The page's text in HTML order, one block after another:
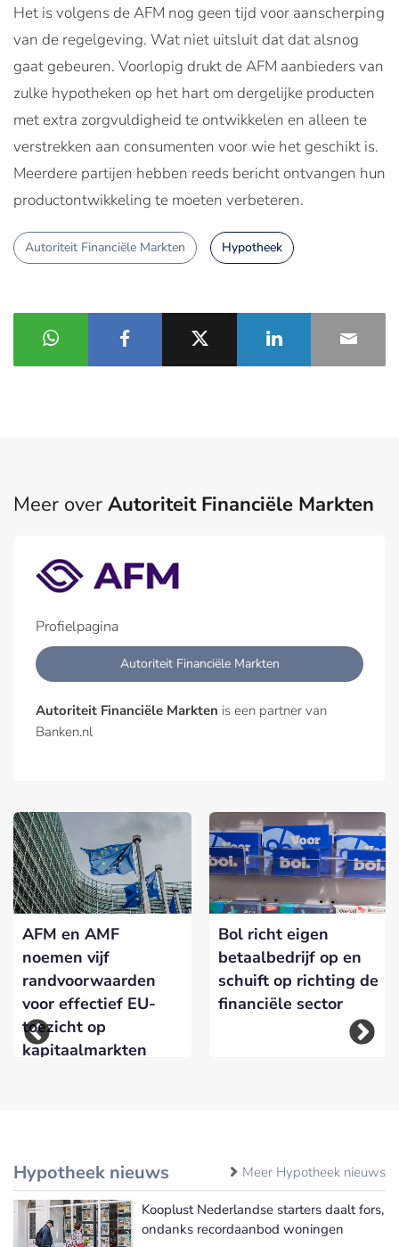
Het is volgens de AFM nog geen tijd voor aanscherping
van de regelgeving. Wat niet uitsluit dat dat alsnog
gaat gebeuren. Voorlopig drukt de AFM aanbieders van
zulke hypotheken op het hart om dergelijke producten
met extra zorgvuldigheid te ontwikkelen en alleen te
verstrekken aan consumenten voor wie het geschikt is.
Meerdere partijen hebben reeds bericht ontvangen hun
productontwikkeling te moeten verbeteren.
Autoriteit Financiële Markten Hypotheek
Meer over Autoriteit Financiële Markten
Profielpagina
Autoriteit Financiële Markten
Autoriteit Financiële Markten is een partner van
Banken.nl
AFM en AMF
noemen vijf
randvoorwaarden
voor effectief EU-
toezicht op
kapitaalmarkten
Bol richt eigen
betaalbedrijf op en
schuift op richting de
financiële sector
Hypotheek nieuws Meer Hypotheek nieuws
Kooplust Nederlandse starters daalt fors,
ondanks recordaanbod woningen